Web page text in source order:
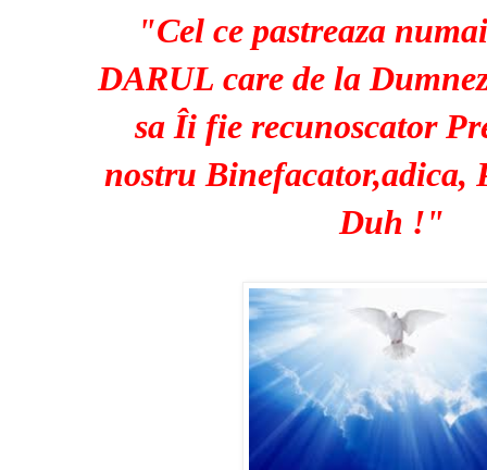
"Cel ce pastreaza
DARUL care de la
sa Îi fie recunoscator
nostru Binefacator,adica,
Duh !"